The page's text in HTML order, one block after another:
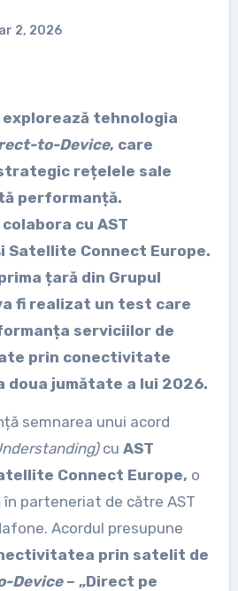
2, 2026
explorează tehnologia
to-Device, care
rețelele sale
performanță.
cu AST
Satellite Connect Europe.
țară din Grupul
fi realizat un test care
serviciilor de
prin conectivitate
doua jumătate a lui 2026.
semnarea unui acord
cu AST
Connect Europe, o
parteneriat de către AST
Acordul presupune
prin satelit de
Device– „Direct pe